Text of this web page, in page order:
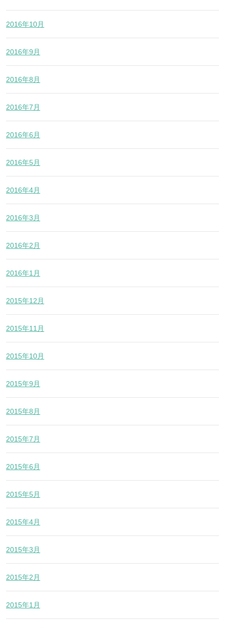
2016年10月
2016年9月
2016年8月
2016年7月
2016年6月
2016年5月
2016年4月
2016年3月
2016年2月
2016年1月
2015年12月
2015年11月
2015年10月
2015年9月
2015年8月
2015年7月
2015年6月
2015年5月
2015年4月
2015年3月
2015年2月
2015年1月